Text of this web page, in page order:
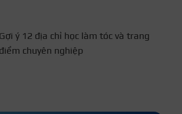
và trang điểm chuyên
nghiệp